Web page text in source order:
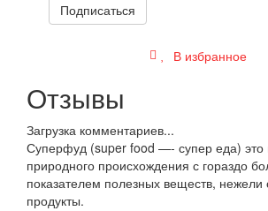
Подписаться
В избранное
Отзывы
Загрузка комментариев...
Суперфуд (super food —- супер еда) это
природного происхождения с гораздо
показателем полезных веществ,
продукты.